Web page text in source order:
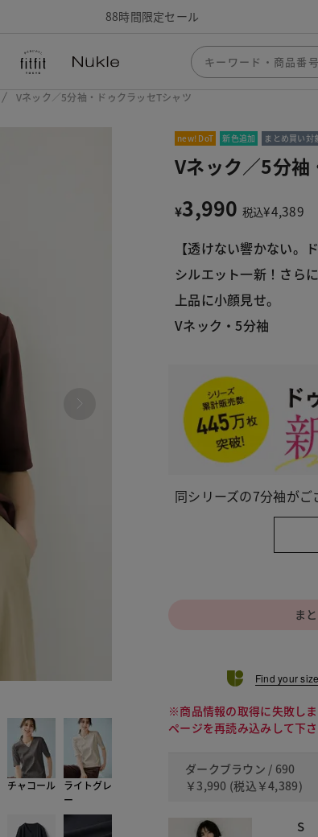
88時間限定セール
Vネック／5分袖・ドゥクラッセTシャツ
チャコール
ライトグレ
ー
new! DoT 新色追加 まとめ買い対
Vネック／5分袖
¥3,990 税込¥4,389
【透けない響かない。
シルエット一新！さら
上品に小顔見せ。
Vネック・5分袖
同シリーズの7分袖がご
ま
Find your size
※商品情報の取得に失敗しま
ページを再読み込みして下さ
ダークブラウン / 690
￥3,990 (税込 ￥4,389)
S